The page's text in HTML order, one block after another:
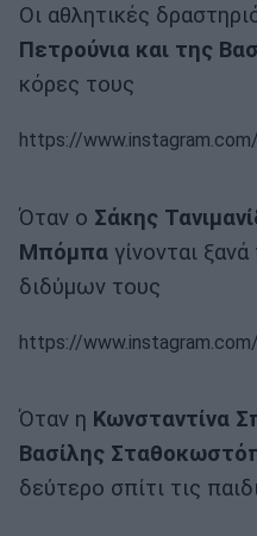
Οι αθλητικές
Πετρούνια και της
κόρες τους
https://
Όταν ο Σάκης
Μπόμπα γίνονται
διδύμων τους
https://
Όταν η Κωνσταντίνα
Βασίλης
δεύτερο σπίτι τις